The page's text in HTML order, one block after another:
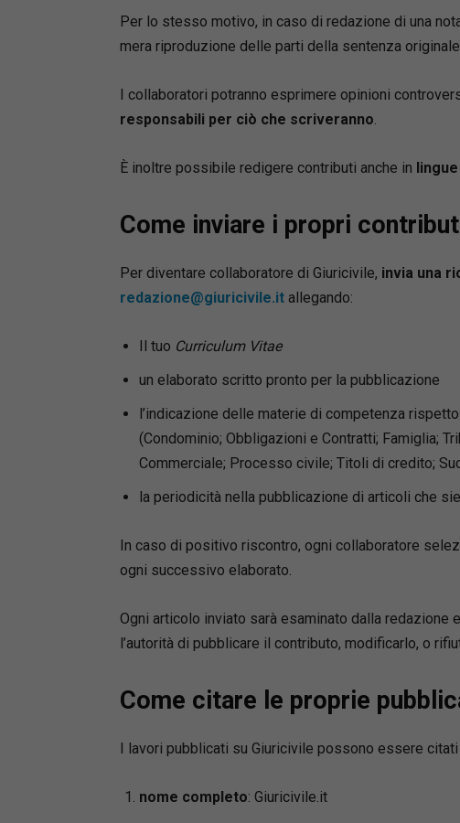
Per lo stesso motivo, in caso di redazione di una
mera riproduzione delle parti della sentenza originale.
I collaboratori potranno esprimere opinioni
responsabili per ciò che scriveranno
È inoltre possibile redigere contributi anche in lingue
Come inviare i propri
Per diventare collaboratore di Giuricivile, invia una
redazione@giuricivile.itallegando:
Il tuo Curriculum Vitae
un elaborato scritto pronto per la pubblicazione
l’indicazione delle materie di competenza
(Condominio; Obbligazioni e Contratti; Famiglia;
Commerciale; Processo civile; Titoli di credito;
la periodicità nella pubblicazione di articoli che
In caso di positivo riscontro, ogni collaboratore
ogni successivo elaborato.
Ogni articolo inviato sarà esaminato dalla redazione
l’autorità di pubblicare il contributo, modificarlo, o
Come citare le proprie
I lavori pubblicati su Giuricivile possono essere citati
nome completo: Giuricivile.it